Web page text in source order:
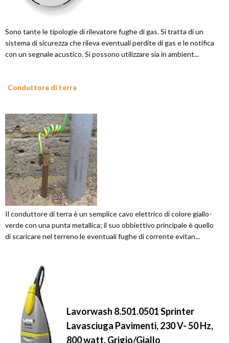
Sono tante le tipologie di rilevatore fughe di gas. Si tratta di un
sistema di sicurezza che rileva eventuali perdite di gas e le notifica
con un segnale acustico. Si possono utilizzare sia in ambient...
Conduttore di terra
Il conduttore di terra è un semplice cavo elettrico di colore giallo-
verde con una punta metallica; il suo obbiettivo principale è quello
di scaricare nel terreno le eventuali fughe di corrente evitan...
Lavorwash 8.501.0501 Sprinter
Lavasciuga Pavimenti, 230 V- 50 Hz,
800 watt, Grigio/Giallo